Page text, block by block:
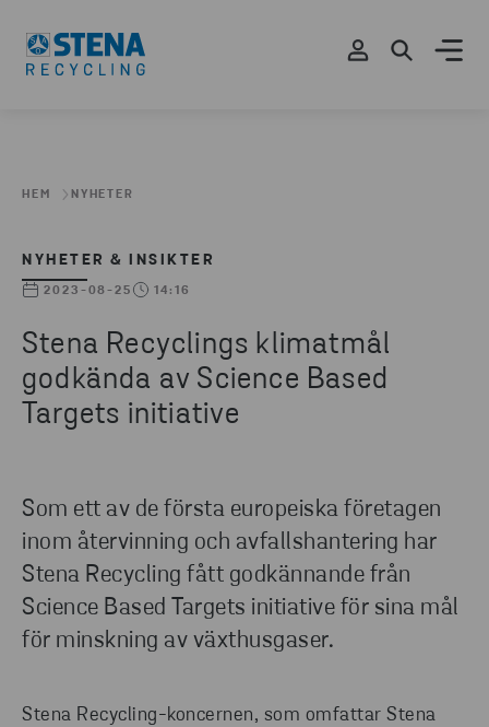
HEM NYHETER
NYHETER & INSIKTER
2023-08-25 14:16
Stena Recyclings klimatmål
godkända av Science Based
Targets initiative
Som ett av de första europeiska företagen
inom återvinning och avfallshantering har
Stena Recycling fått godkännande från
Science Based Targets initiative för sina mål
för minskning av växthusgaser.
Stena Recycling-koncernen, som omfattar Stena